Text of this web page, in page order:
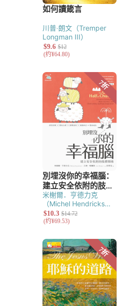
川普‧朗文（Tremper
Longman III）
米榭爾．亨德力克
（Michel Hendricks）
吉姆．懷爾德（Jim
Wilder）